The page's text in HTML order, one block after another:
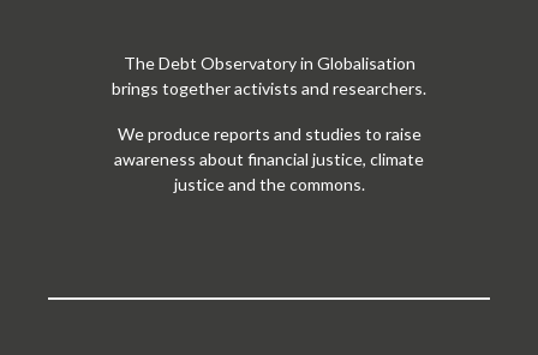
The Debt Observatory in Globalisation
brings together activists and researchers.
We produce reports and studies to raise
awareness about financial justice, climate
justice and the commons.